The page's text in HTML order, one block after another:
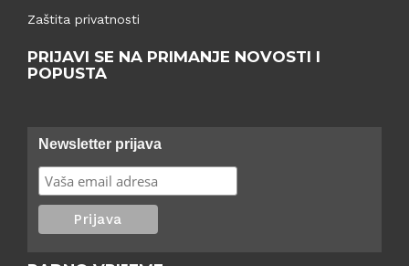
Zaštita privatnosti
PRIJAVI SE NA PRIMANJE NOVOSTI I
POPUSTA
Newsletter prijava